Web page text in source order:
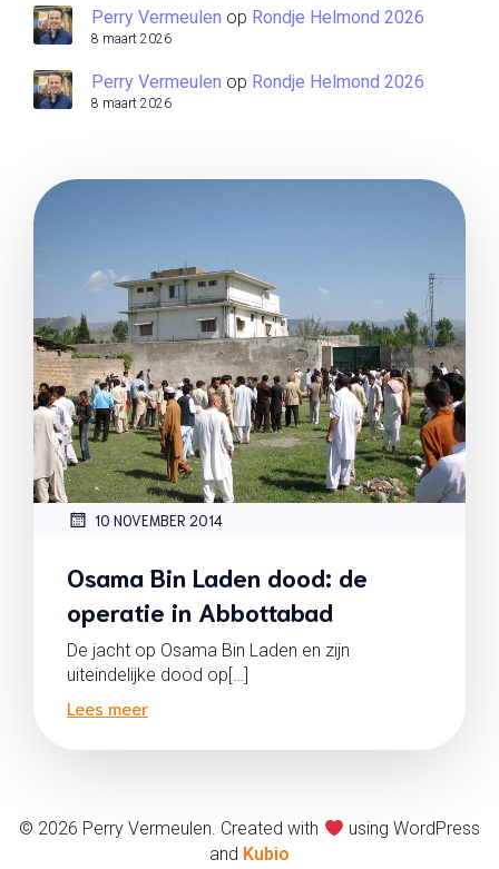
Perry Vermeulen op Rondje Helmond 2026
8 maart 2026
Perry Vermeulen op Rondje Helmond 2026
8 maart 2026
10 NOVEMBER 2014
Osama Bin Laden dood: de
operatie in Abbottabad
De jacht op Osama Bin Laden en zijn
uiteindelijke dood op[…]
Lees meer
© 2026 Perry Vermeulen. Created with
using WordPress
and Kubio